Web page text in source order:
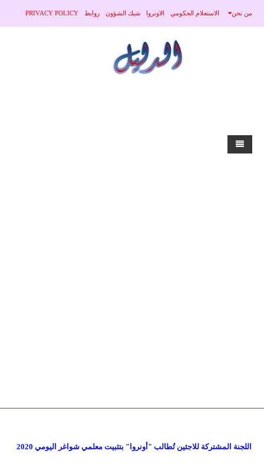
من نحن الاستعلام الحكومي الاونروا شيك الشؤون روابط PRIVACY POLICY
اللجنة المشتركة للاجئين تُطالب "أونروا" بتثبيت معلمي شواغر اليومي 2020